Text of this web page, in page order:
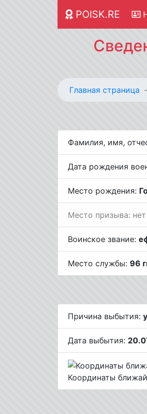
POISK.RE
Главная страница
Фамилия, имя,
Дата рождения
Место рождения:
Место призыва:
Воинское звание:
Место службы: 96
Причина выбытия:
Дата выбытия:
Координаты